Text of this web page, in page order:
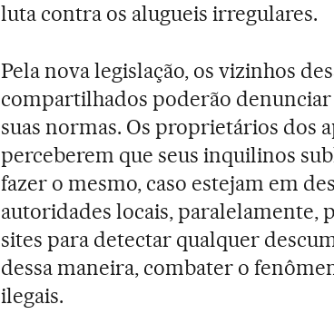
luta contra os alugueis irregulares.
Pela nova legislação, os vizinhos
compartilhados poderão
suas normas. Os proprietários dos
perceberem que seus inquilinos
fazer o mesmo, caso estejam em
autoridades locais, paralelamente,
sites para detectar qualquer
dessa maneira, combater o
ilegais.